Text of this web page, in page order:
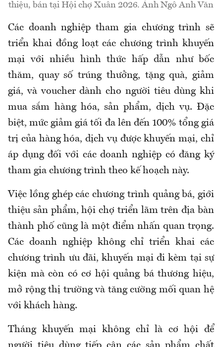
thiệu, bán tại Hội chợ Xuân 2026. Ảnh Ngô Anh Văn
Các doanh nghiệp tham gia chương trình sẽ
triển khai đồng loạt các chương trình khuyến
mại với nhiều hình thức hấp dẫn như bốc
thăm, quay số trúng thưởng, tặng quà, giảm
giá, và voucher dành cho người tiêu dùng khi
mua sắm hàng hóa, sản phẩm, dịch vụ. Đặc
biệt, mức giảm giá tối đa lên đến 100% tổng giá
trị của hàng hóa, dịch vụ được khuyến mại, chỉ
áp dụng đối với các doanh nghiệp có đăng ký
tham gia chương trình theo kế hoạch này.
Việc lồng ghép các chương trình quảng bá, giới
thiệu sản phẩm, hội chợ triển lãm trên địa bàn
thành phố cũng là một điểm nhấn quan trọng.
Các doanh nghiệp không chỉ triển khai các
chương trình ưu đãi, khuyến mại đi kèm tại sự
kiện mà còn có cơ hội quảng bá thương hiệu,
mở rộng thị trường và tăng cường mối quan hệ
với khách hàng.
Tháng khuyến mại không chỉ là cơ hội để